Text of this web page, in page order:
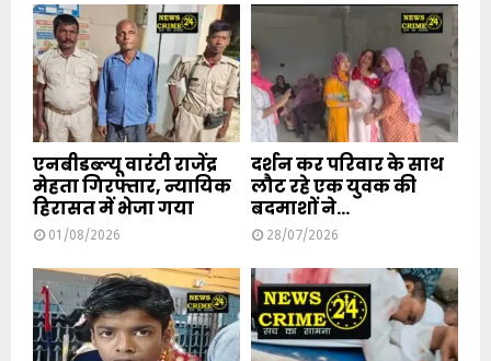
एनबीडब्ल्यू वारंटी राजेंद्र
मेहता गिरफ्तार, न्यायिक
हिरासत में भेजा गया
01/08/2026
दर्शन कर परिवार के साथ
लौट रहे एक युवक की
बदमाशों ने...
28/07/2026